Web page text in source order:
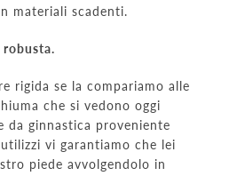
materiali scadenti.
robusta.
rigida se la compariamo alle
che si vedono oggi
da ginnastica proveniente
vi garantiamo che lei
piede avvolgendolo in